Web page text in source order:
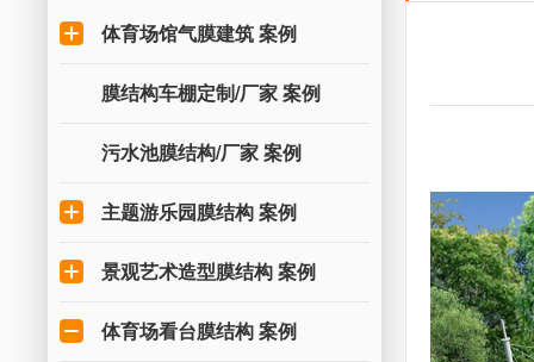
体育场馆气膜建筑 案例
膜结构车棚定制/厂家 案例
污水池膜结构/厂家 案例
主题游乐园膜结构 案例
景观艺术造型膜结构 案例
体育场看台膜结构 案例